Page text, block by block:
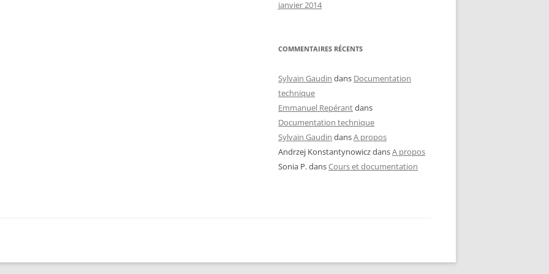
janvier 2014
COMMENTAIRES RÉCENTS
Sylvain Gaudin dans Documentation
technique
Emmanuel Repérantdans
Documentation technique
Sylvain Gaudin dansA propos
Andrzej KonstantynowiczdansA propos
Sonia P.dansCours et documentation